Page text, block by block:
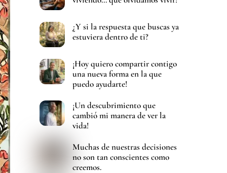
¿Y si la respuesta que buscas ya
estuviera dentro de ti?
¡Hoy quiero compartir contigo
una nueva forma en la que
puedo ayudarte!
¡Un descubrimiento que
cambió mi manera de ver la
vida!
Muchas de nuestras decisiones
no son tan conscientes como
creemos.